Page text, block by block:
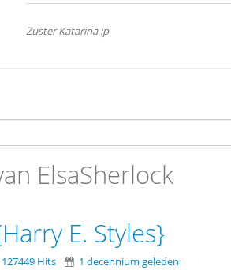
Zuster Katarina :p
ElsaSherlock
E. Styles}
127449 Hits 1 decennium geleden